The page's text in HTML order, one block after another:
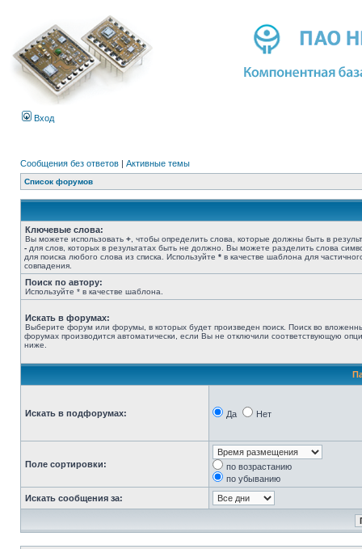
Вход
Сообщения без ответов | Активные темы
Список форумов
Ключевые слова:
Вы можете использовать + , чтобы определить слова, которые должны быть в
- для слов, которых в результатах быть не должно. Вы можете разделить слова
для поиска любого слова из списка. Используйте * в качестве шаблона для
совпадения.
Поиск по автору:
Используйте * в качестве шаблона.
Искать в форумах:
Выберите форум или форумы, в которых будет произведен поиск. Поиск во
форумах производится автоматически, если Вы не отключили соответствующую
ниже.
Искать в подфорумах: Да Нет
Поле сортировки:
по возрастанию
по убыванию
Искать сообщения за: